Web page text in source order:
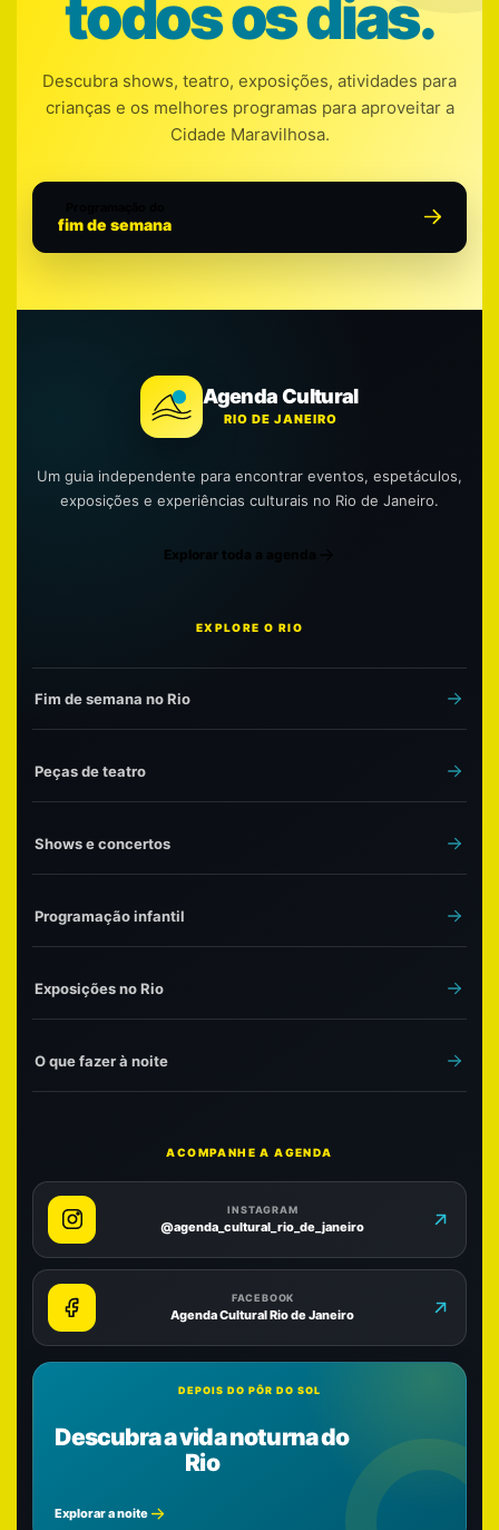
todos os dias.
Descubra shows, teatro, exposições, atividades para
crianças e os melhores programas para aproveitar a
Cidade Maravilhosa.
fim de semana
Agenda Cultural
RIO DE JANEIRO
Um guia independente para encontrar eventos, espetáculos,
exposições e experiências culturais no Rio de Janeiro.
Explorar toda a agenda
EXPLORE O RIO
Fim de semana no Rio
Peças de teatro
Shows e concertos
Programação infantil
Exposições no Rio
O que fazer à noite
ACOMPANHE A AGENDA
INSTAGRAM
@agenda_cultural_rio_de_janeiro
FACEBOOK
Agenda Cultural Rio de Janeiro
DEPOIS DO PÔR DO SOL
Descubra a vida noturna do
Rio
Explorar a noite